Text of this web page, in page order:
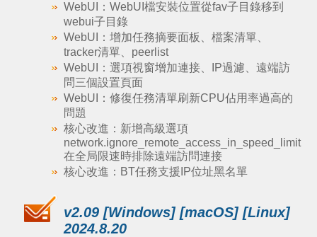
WebUI：WebUI檔安裝位置從fav子目錄移到
webui子目錄
WebUI：增加任務摘要面板、檔案清單、
tracker清單、peerlist
WebUI：選項視窗增加連接、IP過濾、遠端訪
問三個設置頁面
WebUI：修復任務清單刷新CPU佔用率過高的
問題
核心改進：新增高級選項
network.ignore_remote_access_in_speed_limit
在全局限速時排除遠端訪問連接
核心改進：BT任務支援IP位址黑名單
v2.09 [Windows] [macOS] [Linux]
2024.8.20